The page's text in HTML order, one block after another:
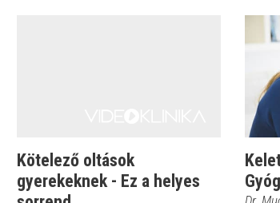
Kötelező oltások
gyerekeknek - Ez a helyes